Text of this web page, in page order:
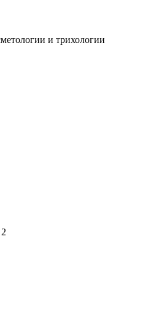
и трихологии